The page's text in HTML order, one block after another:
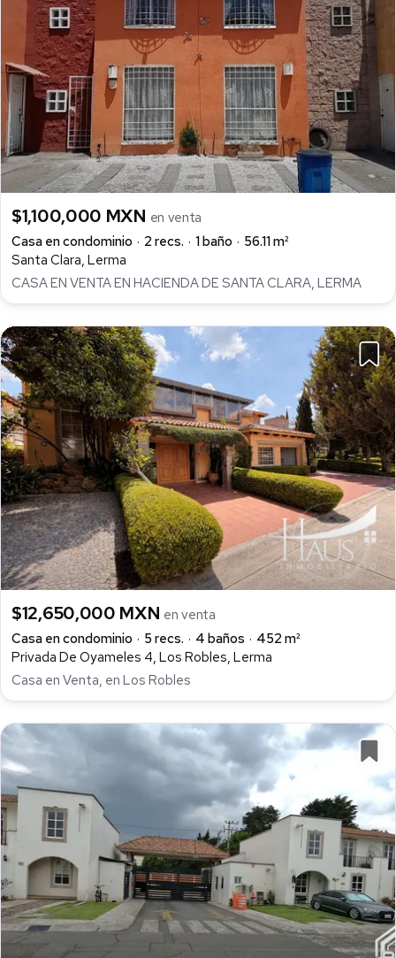
$1,100,000 MXN en venta
Casa en condominio
2 recs. 1 baño
56.11 m²
Santa Clara, Lerma
CASA EN VENTA EN HACIENDA DE SANTA CLARA, LERMA
$12,650,000 MXN en venta
Casa en condominio
5 recs. 4 baños
452 m²
Privada De Oyameles 4, Los Robles, Lerma
Casa en Venta, en Los Robles